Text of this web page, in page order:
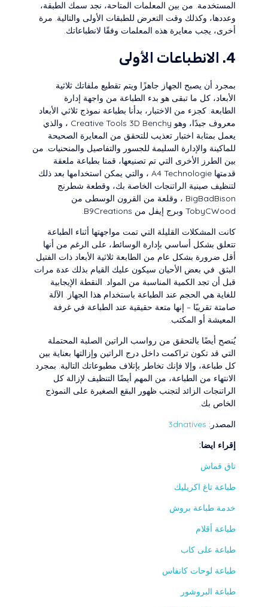
المستخدمة. من بين المعلمات المتاحة، نجد سمك الطبقة،
وعددها، وكذلك وقت التعرض للطبقات الأولى والتالية. مرة
أخرى، يجب معايرة هذه المعلمات وفقًا لانطباعاتك.
4. الانطباعات الأولى
بمجرد أن يصبح الجهاز جاهزًا ويتم تقطيع ملفاتك ثلاثية
الأبعاد، كل ما تبقى هو بدء الطباعة من واجهة إدارة
الطابعة. كجزء من الاختبار، بدأنا بطباعة نموذج ثلاثي الأبعاد
معروف جيدًا، وهو Creative Tools 3D Benchy ، والذي
يعمل بمثابة اختبار تعذيب للتحقق من المعايرة الصحيحة
للماكينة والإدارة السليمة للجسور والتفاصيل والمنحنيات. من
بين الطرز الأخرى التي تم تصنيعها، قمنا بطباعة ملعقة
قدمتها A4 Technologie ، والتي يمكن استخدامها بعد ذلك
لتنظيف صينية الراتنجات الخاصة بك، وقطعة شطرنج
BigBadBison ، وقلعة من القرون الوسطى من
TobyCWood وبرج إيفل من B9Creations.
كانت المشكلات القليلة التي تمت مواجهتها أثناء الطباعة
تتعلق بشكل أساسي بإدارة الوسائط، على الرغم من أنها
أقل ضرورة بشكل عام من الطابعة ثلاثية الأبعاد ذات الفتيل
البثق. في بعض الأحيان سيكون عليك القيام بذلك عدة مرات
قبل أن تجد الكمية المناسبة من المواد. النقطة الإيجابية
للغاية هي الحجم عند الطباعة باستخدام هذا الجهاز. الآلة
صامتة تقريبًا – إنها متعة حقيقية عند الطباعة في غرفة
المعيشة أو المكتب.
يُنصح أيضًا بالتحقق من رواسب الراتين الصلبة المحتملة
التي قد تكون تراكمت داخل درج الراتين وإزالتها بعناية بين
كل طباعة، وإلا فإنك تخاطر بإتلاف مطبوعاتك التالية. بمجرد
الانتهاء من الطباعة، من المهم أيضًا التنظيف لإزالة كل
الراتنجات الزائد لتجنب ظهور البقع الصغيرة على النموذج
الخاص بك.
المصدر: 3dnatives
إقراء ايضا:
تاق قماش
طباعة تاغ اكريليك
خدمة طباعة بروش
طباعة أقلام
طباعة على كاب
طباعة لوحات كانفاس
طباعة البروشور